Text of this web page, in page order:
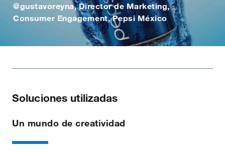
@gustavoreyna, Director de Marketing,
Consumer Engagement, Pepsi México
Soluciones utilizadas
Un mundo de creatividad